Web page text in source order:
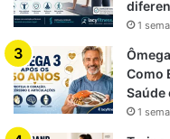
fortalecer a lombar
Treinar lombar todos os
dias é melhor
1
Como
Saúde
1